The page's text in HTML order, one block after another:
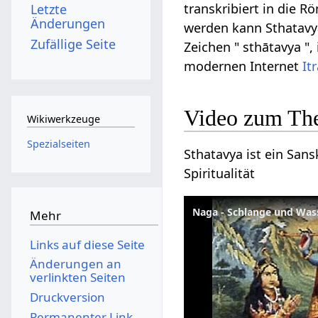
transkribiert in die
werden kann
Zeichen " sthātavya
modernen Internet
Video zum
Sthatavya ist ein
Spiritualität
Naga - Schlange und
Letzte
Änderungen
Zufällige Seite
Wikiwerkzeuge
Spezialseiten
Mehr
Links auf diese Seite
Änderungen an
verlinkten Seiten
Druckversion